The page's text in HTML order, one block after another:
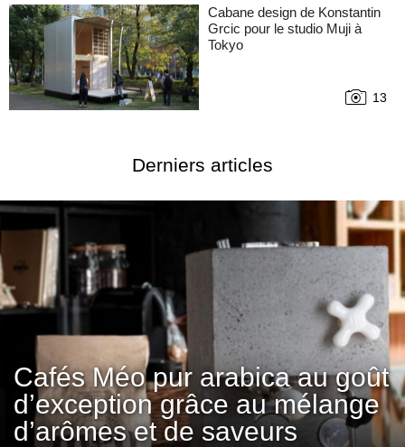
Cabane design de Konstantin
Grcic pour le studio Muji à
Tokyo
13
Derniers articles
Cafés Méo pur arabica au goût
d’exception grâce au mélange
d’arômes et de saveurs